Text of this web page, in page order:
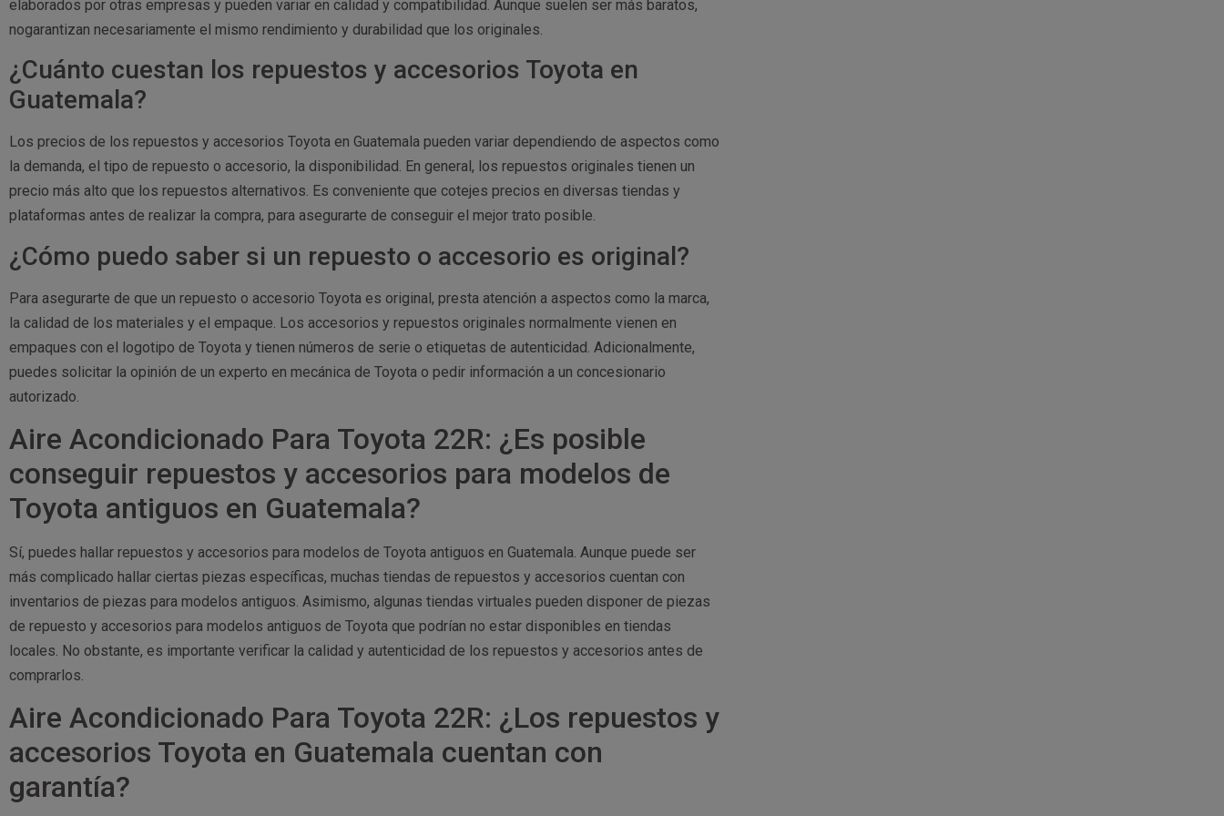
elaborados por otras empresas y pueden variar en calidad y compatibilidad. Aunque suelen ser más baratos,
nogarantizan necesariamente el mismo rendimiento y durabilidad que los originales.
¿Cuánto cuestan los repuestos y accesorios Toyota en
Guatemala?
Los precios de los repuestos y accesorios Toyota en Guatemala pueden variar dependiendo de aspectos como
la demanda, el tipo de repuesto o accesorio, la disponibilidad. En general, los repuestos originales tienen un
precio más alto que los repuestos alternativos. Es conveniente que cotejes precios en diversas tiendas y
plataformas antes de realizar la compra, para asegurarte de conseguir el mejor trato posible.
¿Cómo puedo saber si un repuesto o accesorio es original?
Para asegurarte de que un repuesto o accesorio Toyota es original, presta atención a aspectos como la marca,
la calidad de los materiales y el empaque. Los accesorios y repuestos originales normalmente vienen en
empaques con el logotipo de Toyota y tienen números de serie o etiquetas de autenticidad. Adicionalmente,
puedes solicitar la opinión de un experto en mecánica de Toyota o pedir información a un concesionario
autorizado.
Aire Acondicionado Para Toyota 22R: ¿Es posible
conseguir repuestos y accesorios para modelos de
Toyota antiguos en Guatemala?
Sí, puedes hallar repuestos y accesorios para modelos de Toyota antiguos en Guatemala. Aunque puede ser
más complicado hallar ciertas piezas específicas, muchas tiendas de repuestos y accesorios cuentan con
inventarios de piezas para modelos antiguos. Asimismo, algunas tiendas virtuales pueden disponer de piezas
de repuesto y accesorios para modelos antiguos de Toyota que podrían no estar disponibles en tiendas
locales. No obstante, es importante verificar la calidad y autenticidad de los repuestos y accesorios antes de
comprarlos.
Aire Acondicionado Para Toyota 22R: ¿Los repuestos y
accesorios Toyota en Guatemala cuentan con
garantía?